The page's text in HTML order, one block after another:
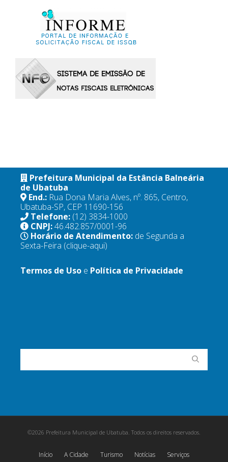
Prefeitura Municipal da Estância Balneária
de Ubatuba
End.: Rua Dona Maria Alves, nº. 865, Centro,
Ubatuba-SP, CEP 11690-156
Telefone: (12) 3834-1000
CNPJ:46.482.857/0001-96
Horário de Atendimento: de Segunda a
Sexta-Feira (clique-aqui)
Termos de Uso e Política de Privacidade
©2026 Prefeitura Municipal de Ubatuba. Todos os direitos reservados.
Início A Cidade Turismo Notícias
Serviços